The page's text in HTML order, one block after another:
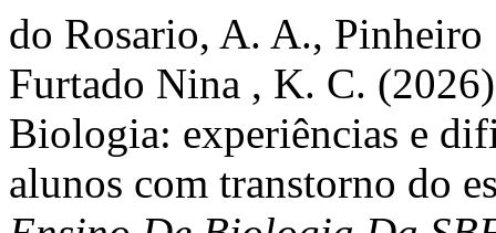
do Rosario, A. A.,
Furtado Nina , K. C.
Biologia: experiências e
alunos com transtorno do